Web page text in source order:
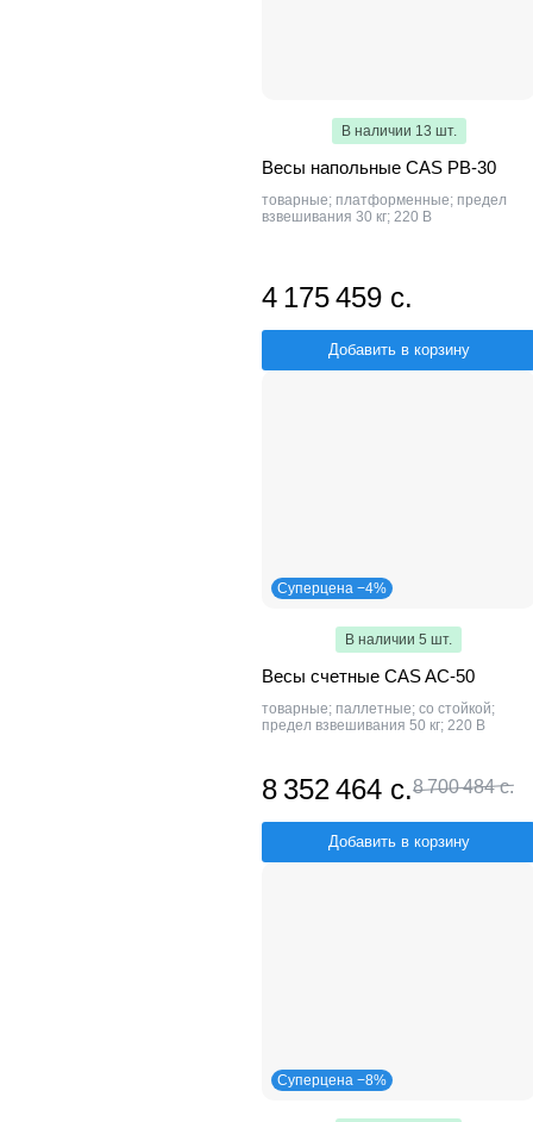
В наличии 13 шт.
Весы напольные CAS PB-30
товарные; платформенные; предел
взвешивания 30 кг; 220 В
4 175 459 с.
Добавить в корзину
Суперцена −4%
В наличии 5 шт.
Весы счетные CAS AC-50
товарные; паллетные; со стойкой;
предел взвешивания 50 кг; 220 В
8 352 464 с.8 700 484 с.
Добавить в корзину
Суперцена −8%